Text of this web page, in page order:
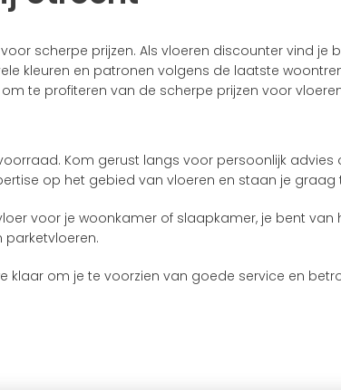
scherpe prijzen. Als vloeren discounter vind je
kleuren en patronen volgens de laatste
te profiteren van de scherpe prijzen voor
Kom gerust langs voor persoonlijk advies
op het gebied van vloeren en staan je graag
voor je woonkamer of slaapkamer, je bent van
parketvloeren.
om je te voorzien van goede service en